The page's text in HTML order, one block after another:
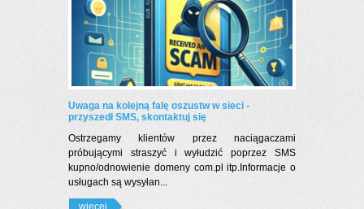
Uwaga na kolejną falę oszustw w sieci -
przyszedł SMS, skontaktuj się
Ostrzegamy klientów przez naciągaczami
próbującymi straszyć i wyłudzić poprzez SMS
kupno/odnowienie domeny com.pl itp.Informacje o
usługach są wysyłan...
więcej